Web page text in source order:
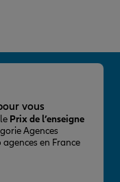
vous
Prix de l’enseigne
Agences
agences en France